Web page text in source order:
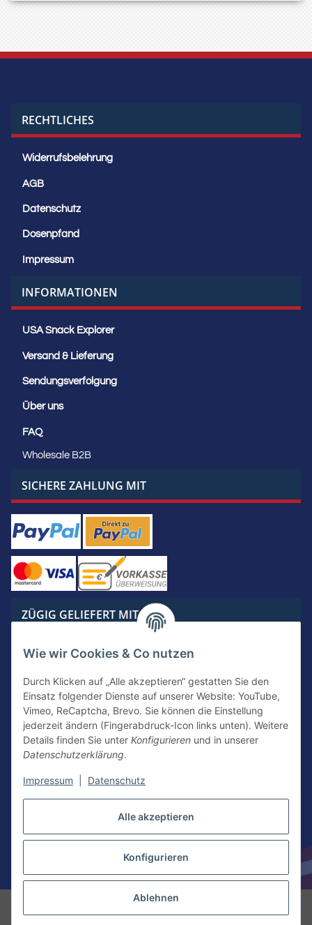
Alle akzeptieren
Konfigurieren
Ablehnen
Wie wir Cookies & Co nutzen
Durch Klicken auf „Alle akzeptieren“ gestatten Sie den
Einsatz folgender Dienste auf unserer Website: YouTube,
Vimeo, ReCaptcha, Brevo. Sie können die Einstellung
jederzeit ändern (Fingerabdruck-Icon links unten). Weitere
Details finden Sie unter Konfigurieren und in unserer
Datenschutzerklärung.
Impressum Datenschutz
RECHTLICHES
Widerrufsbelehrung
AGB
Datenschutz
Dosenpfand
Impressum
INFORMATIONEN
USA Snack Explorer
Versand & Lieferung
Sendungsverfolgung
Über uns
FAQ
Wholesale B2B
SICHERE ZAHLUNG MIT
ZÜGIG GELIEFERT MIT
KONTAKTIERE UNS